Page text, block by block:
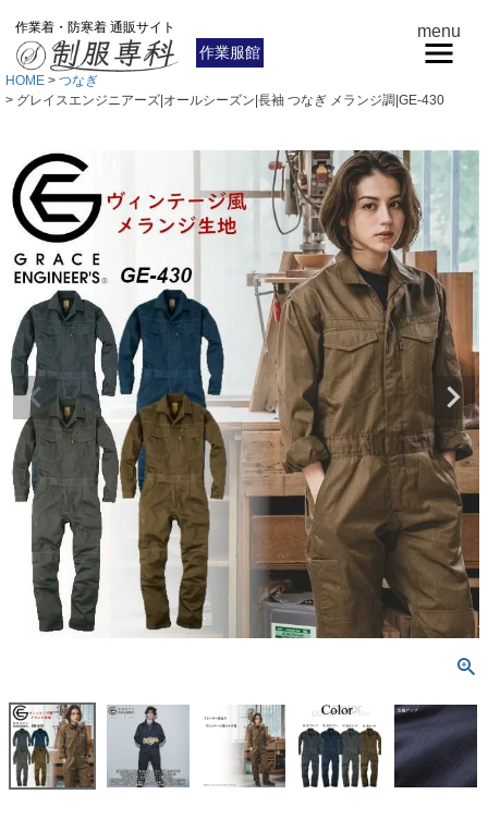
作業着・防寒着 通販サイト
作業服館
menu
HOME
つなぎ
グレイスエンジニアーズ|オールシーズン|長袖 つなぎ メランジ調|GE-430